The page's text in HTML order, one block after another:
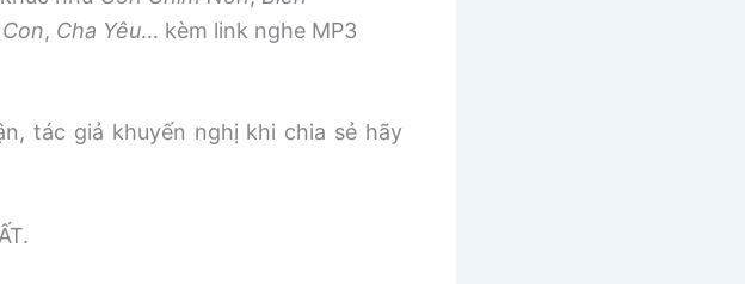
, Cha Yêu… kèm link nghe MP3
tác giả khuyến nghị khi chia sẻ hãy